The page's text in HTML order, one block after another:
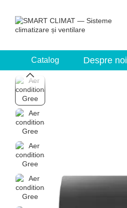
Catalog Despre noi